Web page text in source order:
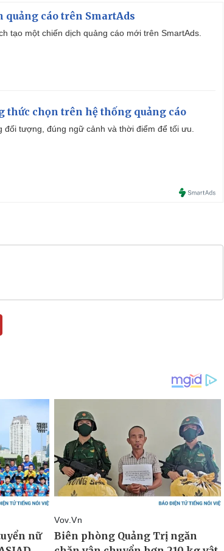
quảng cáo trên SmartAds
tạo một chiến dịch quảng cáo mới trên SmartAds.
thức chọn trên hệ thống quảng cáo
tượng, đúng ngữ cảnh và thời điểm để tối ưu.